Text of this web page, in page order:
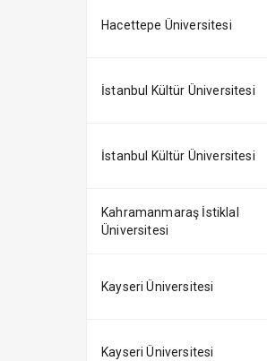
Hacettepe Üniversitesi
İstanbul Kültür Üniversitesi
İstanbul Kültür Üniversitesi
Kahramanmaraş İstiklal
Üniversitesi
Kayseri Üniversitesi
Kayseri Üniversitesi